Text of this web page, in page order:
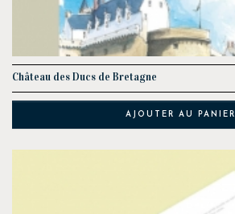
AJOUTER AU PANIER
Château des Ducs de Bretagne